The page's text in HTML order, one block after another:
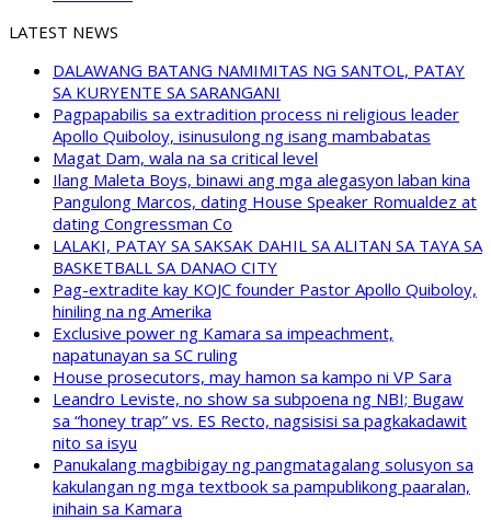
LATEST NEWS
DALAWANG BATANG NAMIMITAS NG SANTOL, PATAY
SA KURYENTE SA SARANGANI
Pagpapabilis sa extradition process ni religious leader
Apollo Quiboloy, isinusulong ng isang mambabatas
Magat Dam, wala na sa critical level
Ilang Maleta Boys, binawi ang mga alegasyon laban kina
Pangulong Marcos, dating House Speaker Romualdez at
dating Congressman Co
LALAKI, PATAY SA SAKSAK DAHIL SA ALITAN SA TAYA SA
BASKETBALL SA DANAO CITY
Pag-extradite kay KOJC founder Pastor Apollo Quiboloy,
hiniling na ng Amerika
Exclusive power ng Kamara sa impeachment,
napatunayan sa SC ruling
House prosecutors, may hamon sa kampo ni VP Sara
Leandro Leviste, no show sa subpoena ng NBI; Bugaw
sa “honey trap” vs. ES Recto, nagsisisi sa pagkakadawit
nito sa isyu
Panukalang magbibigay ng pangmatagalang solusyon sa
kakulangan ng mga textbook sa pampublikong paaralan,
inihain sa Kamara